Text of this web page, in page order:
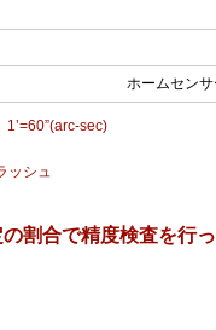
ホームセン
sec)
ッシュ
割合で精度検査を行